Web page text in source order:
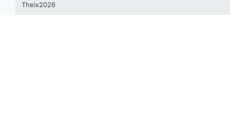
Theix2026